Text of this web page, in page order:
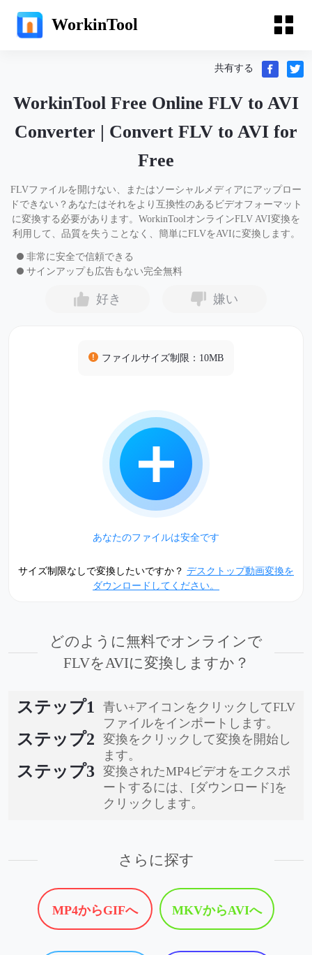
WorkinTool
共有する
WorkinTool Free Online FLV to AVI
Converter | Convert FLV to AVI for
Free
FLVファイルを開けない、またはソーシャルメディアにアップロー
ドできない？あなたはそれをより互換性のあるビデオフォーマット
に変換する必要があります。WorkinToolオンラインFLV AVI変換を
利用して、品質を失うことなく、簡単にFLVをAVIに変換します。
非常に安全で信頼できる
サインアップも広告もない完全無料
好き 嫌い
ファイルサイズ制限：10MB
あなたのファイルは安全です
サイズ制限なしで変換したいですか？ デスクトップ動画変換を
ダウンロードしてください。
どのように無料でオンラインで
FLVをAVIに変換しますか？
ステップ1
青い+アイコンをクリックしてFLV
ファイルをインポートします。
ステップ2
変換をクリックして変換を開始し
ます。
ステップ3
変換されたMP4ビデオをエクスポ
ートするには、[ダウンロード]を
クリックします。
さらに探す
MP4からGIFへ MKVからAVIへ